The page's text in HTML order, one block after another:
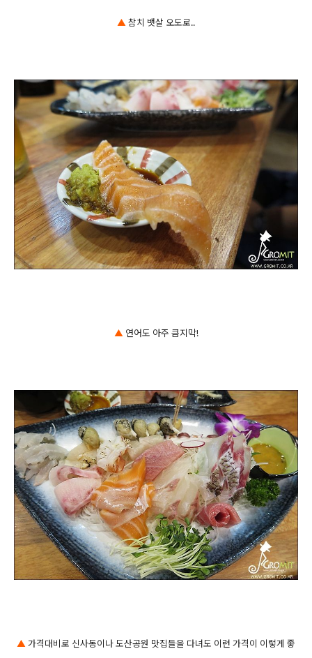
▲참치 뱃살 오도로..
▲ 연어도 아주 큼지막!
▲가격대비로 신사동이나 도산공원 맛집들을 다녀도 이런 가격이 이렇게 좋